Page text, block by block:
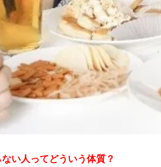
い人ってどういう体質？